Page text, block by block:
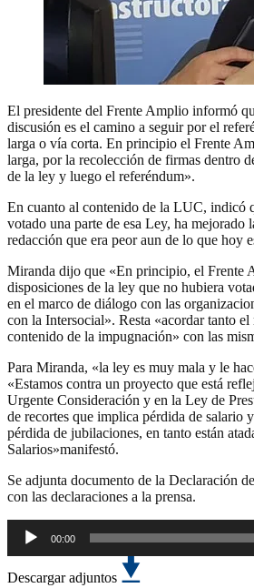
El presidente del Frente Amplio informó
discusión es el camino a seguir por el
larga o vía corta. En principio el Frente
larga, por la recolección de firmas dentro
de la ley y luego el referéndum».
En cuanto al contenido de la LUC, indicó
votado una parte de esa Ley, ha mejorado
redacción que era peor aun de lo que hoy
Miranda dijo que «En principio, el Frente
disposiciones de la ley que no hubiera
en el marco de diálogo con las
con la Intersocial». Resta «acordar tanto
contenido de la impugnación» con las
Para Miranda, «la ley es muy mala y le
«Estamos contra un proyecto que está
Urgente Consideración y en la Ley de
de recortes que implica pérdida de salario
pérdida de jubilaciones, en tanto están
Salarios»manifestó.
Se adjunta documento de la Declaración
con las declaraciones a la prensa.
Reproductor
de
00:00
Descargar adjuntos